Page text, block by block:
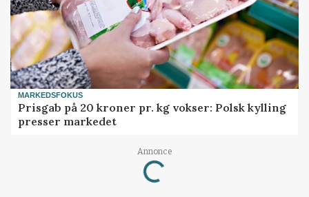
MARKEDSFOKUS
Prisgab på 20 kroner pr. kg vokser: Polsk kylling
presser markedet
Annonce
Loading...